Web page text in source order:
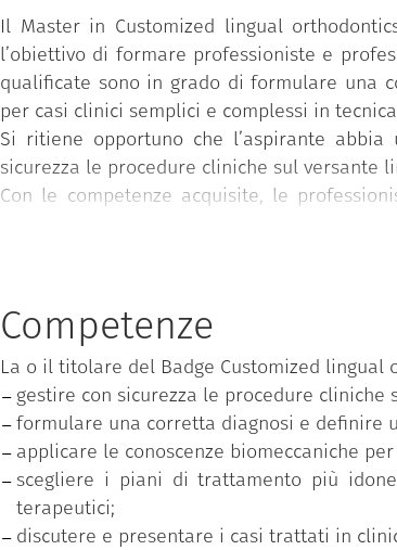
Il Master in Customized lingual
l’obiettivo di formare professioniste e
qualificate sono in grado di formulare una
per casi clinici semplici e complessi in
Si ritiene opportuno che l’aspirante
sicurezza le procedure cliniche sul versante
Con le competenze acquisite, le
usufruire del trattamento ortodontico
performanti tecniche da un punto di vista
multidisciplinari, ed è preparato alla
L’attività formativa prevede una iniziale
particolare attenzione alla corretta
In seguito, il Master si concentra sulle
ortodontici da utilizzare, e a gestire la fase
caso siano state previste estrazioni
l’utilizzo di ausiliari come elastici,
Le lezioni sono tenute in inglese.
Competenze
La o il titolare del Badge Customized lingual
gestire con sicurezza le procedure
formulare una corretta diagnosi e definire
applicare le conoscenze biomeccaniche
scegliere i piani di trattamento più
terapeutici;
discutere e presentare i casi trattati in